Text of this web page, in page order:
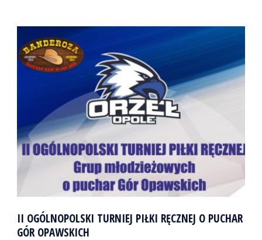
II OGÓLNOPOLSKI TURNIEJ PIŁKI RĘCZNEJ O PUCHAR
GÓR OPAWSKICH